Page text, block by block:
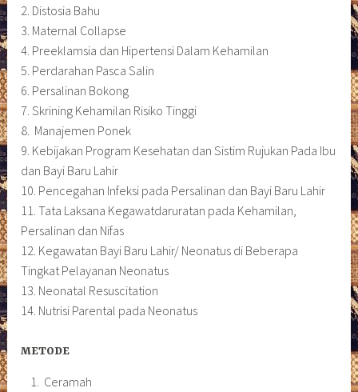
2. Distosia Bahu
3. Maternal Collapse
4. Preeklamsia dan Hipertensi Dalam Kehamilan
5. Perdarahan Pasca Salin
6. Persalinan Bokong
7. Skrining Kehamilan Risiko Tinggi
8. Manajemen Ponek
9. Kebijakan Program Kesehatan dan Sistim Rujukan Pada Ibu
dan Bayi Baru Lahir
10. Pencegahan Infeksi pada Persalinan dan Bayi Baru Lahir
11. Tata Laksana Kegawatdaruratan pada Kehamilan,
Persalinan dan Nifas
12. Kegawatan Bayi Baru Lahir/ Neonatus di Beberapa
Tingkat Pelayanan Neonatus
13. Neonatal Resuscitation
14. Nutrisi Parental pada Neonatus
METODE
Ceramah